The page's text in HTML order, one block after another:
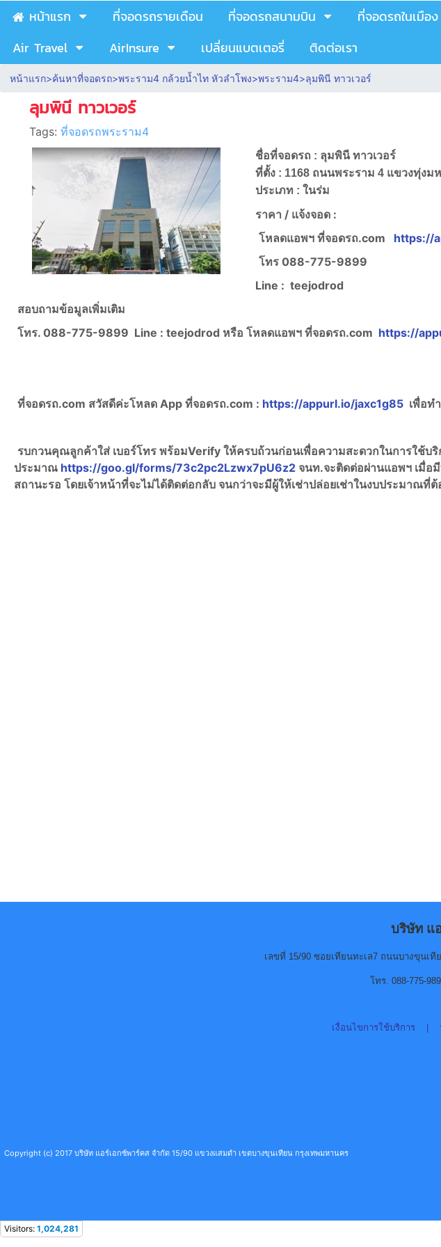
หน้าแรก ที่จอดรถรายเดือน ที่จอดรถสนามบิน ที่จอดรถในเมือง
Air Travel
AirInsure เปลี่ยนแบตเตอรี่ ติดต่อเรา
หน้าแรก>ค้นหาที่จอดรถ>พระราม4 กล้วยน้ำไท หัวลำโพง>พระราม4>ลุมพินี ทาวเวอร์
ลุมพินี ทาวเวอร์
Tags: ที่จอดรถพระราม4
ชื่อที่จอดรถ : ลุมพินี ทาวเวอร์
ที่ตั้ง : 1168 ถนนพระราม 4 แขวงทุ่งม
ประเภท : ในร่ม
ราคา / แจ้งจอด :
โหลดแอพฯ ที่จอดรถ.com
https://
โทร 088-775-9899
Line :teejodrod
สอบถามข้อมูลเพิ่มเติม
โทร. 088-775-9899 Line : teejodrod หรือ โหลดแอพฯ ที่จอดรถ.com https://
ที่จอดรถ.com สวัสดีค่ะโหลด App ที่จอดรถ.com : https://appurl.io/jaxc1g85 เพื่อท
รบกวนคุณลูกค้าใส่ เบอร์โทร พร้อมVerify ให้ครบถ้วนก่อนเพื่อความสะดวกในการใช้
ประมาณ https://goo.gl/forms/73c2pc2Lzwx7pU6z2 จนท.จะติดต่อผ่านแอพฯ เมื่อ
สถานะรอ โดยเจ้าหน้าที่จะไม่ได้ติดต่อกลับ จนกว่าจะมีผู้ให้เช่าปล่อยเช่าในงบประมาณที่
บริษัท แ
เลขที่ 15/90 ซอยเทียนทะเล7 ถนนบางขุนเ
โทร. 088-775-
เงื่อนไขการใช้บริการ|
Copyright (c) 2017 บริษัท แอร์เอกซ์พาร์คส จำกัด 15/90 แขวงแสมดำ เขตบางขุนเทียน กรุงเทพมหานคร
Visitors: 1,024,281